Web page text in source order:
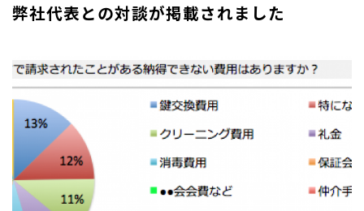
弊社代表との対談が掲載されました